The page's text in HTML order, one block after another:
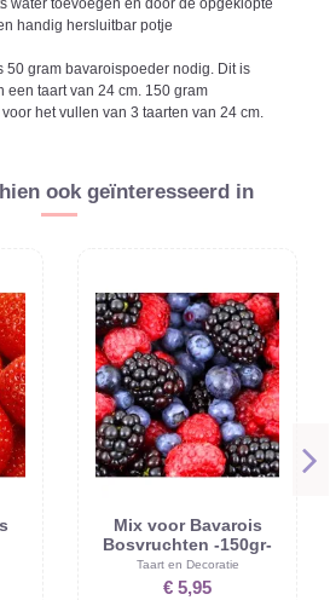
handig hersluitbar potje
50 gram bavaroispoeder nodig. Dit is
taart van 24 cm. 150 gram
het vullen van 3 taarten van 24 cm.
ook geïnteresseerd in
Mix voor Bavarois
Bosvruchten -150gr-
Taart en Decoratie
€ 5,95